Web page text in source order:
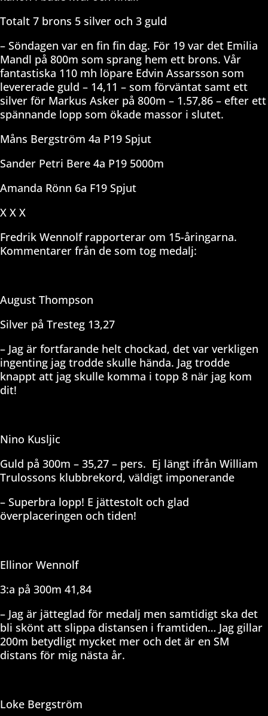
Totalt 7 brons 5 silver och 3 guld
– Söndagen var en fin fin dag. För 19 var det Emilia
Mandl på 800m som sprang hem ett brons. Vår
fantastiska 110 mh löpare Edvin Assarsson som
levererade guld – 14,11 – som förväntat samt ett
silver för Markus Asker på 800m – 1.57,86 – efter ett
spännande lopp som ökade massor i slutet.
Måns Bergström 4a P19 Spjut
Sander Petri Bere 4a P19 5000m
Amanda Rönn 6a F19 Spjut
X X X
Fredrik Wennolf rapporterar om 15-åringarna.
Kommentarer från de som tog medalj:
August Thompson
Silver på Tresteg 13,27
– Jag är fortfarande helt chockad, det var verkligen
ingenting jag trodde skulle hända. Jag trodde
knappt att jag skulle komma i topp 8 när jag kom
dit!
Nino Kusljic
Guld på 300m – 35,27 – pers. Ej längt ifrån William
Trulossons klubbrekord, väldigt imponerande
– Superbra lopp! E jättestolt och glad
överplaceringen och tiden!
Ellinor Wennolf
3:a på 300m 41,84
– Jag är jätteglad för medalj men samtidigt ska det
bli skönt att slippa distansen i framtiden… Jag gillar
200m betydligt mycket mer och det är en SM
distans för mig nästa år.
Loke Bergström